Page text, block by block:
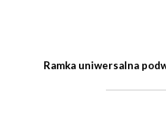
Ramka uniwersalna